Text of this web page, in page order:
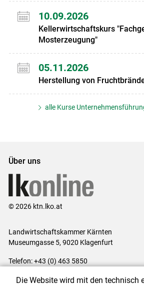
10.09.2026
Kellerwirtschaftskurs
Mosterzeugung"
05.11.2026
Herstellung von
alle Kurse
Über uns
© 2026 ktn.lko.at
Landwirtschaftskammer Kärnten
Museumgasse 5, 9020 Klagenfurt
Telefon: +43 (0) 463 5850
Die Website wird mit den technisch